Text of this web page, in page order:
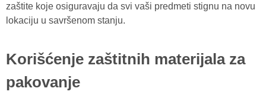
zaštite koje osiguravaju da svi vaši predmeti stignu na novu
lokaciju u savršenom stanju.
Korišćenje zaštitnih materijala za
pakovanje